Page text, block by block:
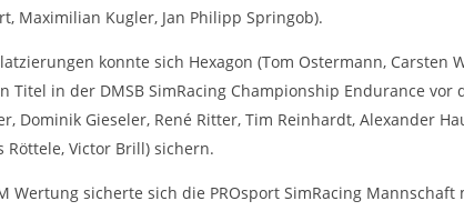
Maximilian Kugler, Jan Philipp Springob).
konnte sich Hexagon (Tom Ostermann, Carsten
in der DMSB SimRacing Championship Endurance vor
Dominik Gieseler, René Ritter, Tim Reinhardt, Alexander
Röttele, Victor Brill) sichern.
sicherte sich die PROsport SimRacing Mannschaft